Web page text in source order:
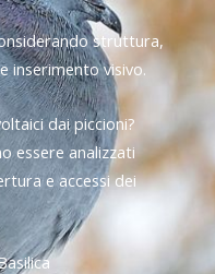
struttura,
inserimento visivo.
dai piccioni?
essere analizzati
e accessi dei